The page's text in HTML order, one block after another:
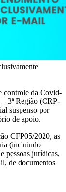
controle da Covid-
3ª Região (CRP-
suspenso por
de apoio.
CFP05/2020, as
(incluindo
pessoas jurídicas,
de documentos